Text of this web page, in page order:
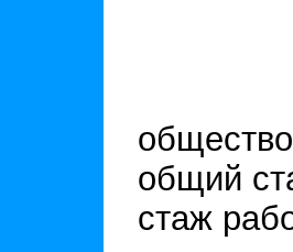
общий
стаж